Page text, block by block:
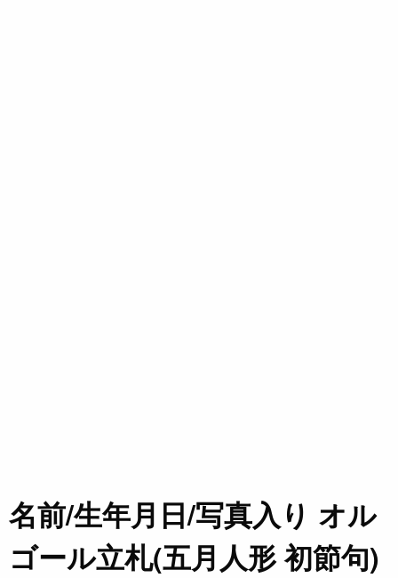
名前/生年月日/写真入り オル
ゴール立札(五月人形 初節句)